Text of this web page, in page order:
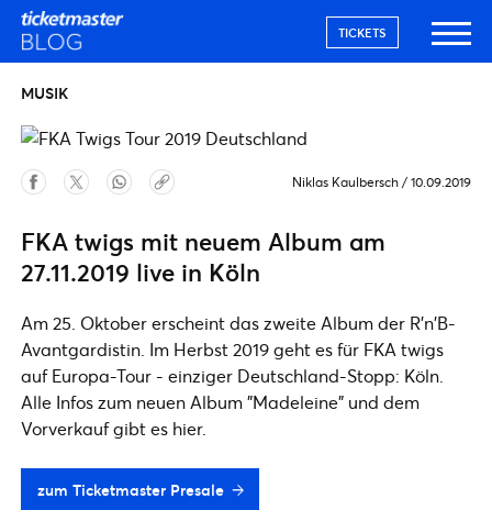
TICKETS
MUSIK
Niklas Kaulbersch / 10.09.2019
FKA twigs mit neuem Album am
27.11.2019 live in Köln
Am 25. Oktober erscheint das zweite Album der R'n'B-
Avantgardistin. Im Herbst 2019 geht es für FKA twigs
auf Europa-Tour - einziger Deutschland-Stopp: Köln.
Alle Infos zum neuen Album "Madeleine" und dem
Vorverkauf gibt es hier.
zum Ticketmaster Presale